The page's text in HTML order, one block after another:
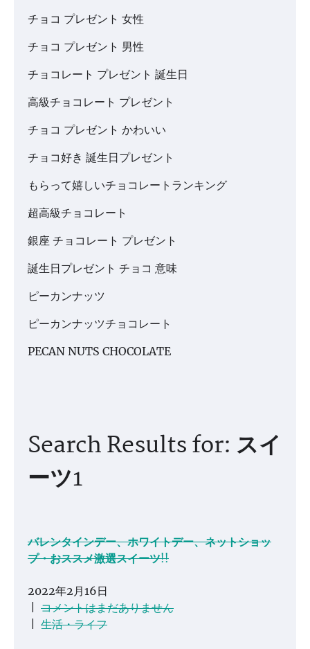
チョコ プレゼント 女性
チョコ プレゼント 男性
チョコレート プレゼント 誕生日
高級チョコレート プレゼント
チョコ プレゼント かわいい
チョコ好き 誕生日プレゼント
もらって嬉しいチョコレートランキング
超高級チョコレート
銀座 チョコレート プレゼント
誕生日プレゼント チョコ 意味
ピーカンナッツ
ピーカンナッツチョコレート
PECAN NUTS CHOCOLATE
Search Results for: スイ
ーツ1
バレンタインデー、ホワイトデー、ネットショッ
プ・おススメ激選スイーツ!!
2022年2月16日
コメントはまだありません
生活・ライフ